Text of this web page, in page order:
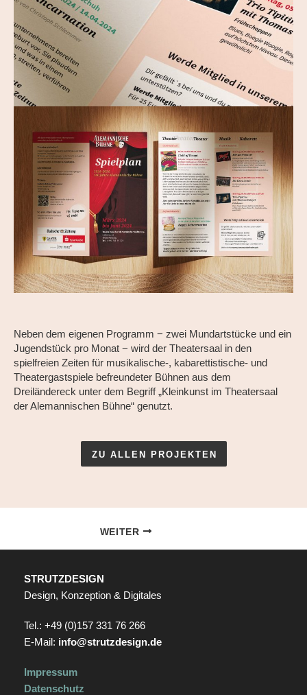
Neben dem eigenen Programm − zwei Mundartstücke und ein
Jugendstück pro Monat − wird der Theatersaal in den
spielfreien Zeiten für musikalische-, kabarettistische- und
Theatergastspiele befreundeter Bühnen aus dem
Dreiländereck unter dem Begriff „Kleinkunst im Theatersaal
der Alemannischen Bühne“ genutzt.
ZU ALLEN PROJEKTEN
WEITER
STRUTZDESIGN
Design, Konzeption & Digitales
Tel.: +49 (0)157 331 76 266
E-Mail: info@strutzdesign.de
Impressum
Datenschutz